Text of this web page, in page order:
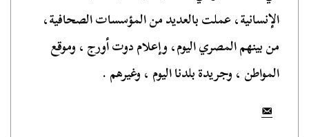
الإنسانية، عملت بالعديد من المؤسسات الصحافية،
من بينهم المصري اليوم، وإعلام دوت أورج ، وموقع
المواطن ، وجريدة بلدنا اليوم ، وغيرهم .